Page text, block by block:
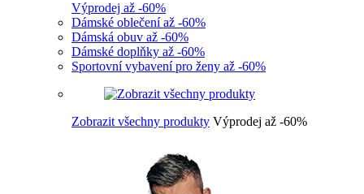
Výprodej až -60%
Dámské oblečení až -60%
Dámská obuv až -60%
Dámské doplňky až -60%
Sportovní vybavení pro ženy až -60%
Zobrazit všechny produkty Výprodej až -60%